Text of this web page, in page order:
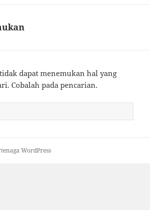
dapat menemukan hal yang
Cobalah pada pencarian.
WordPress